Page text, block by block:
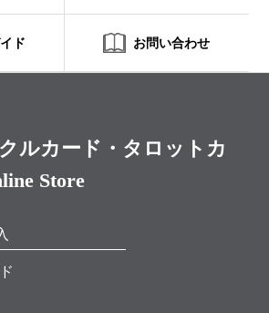
ド お問い合わせ
ルカード・タロットカ
Store